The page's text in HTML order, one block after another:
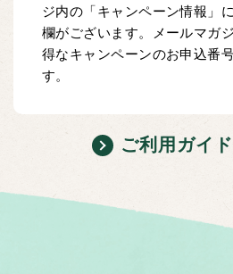
ジ内の「キャンペーン情報」
欄がございます。メールマガ
得なキャンペーンのお申込番
す。
ご利用ガイ